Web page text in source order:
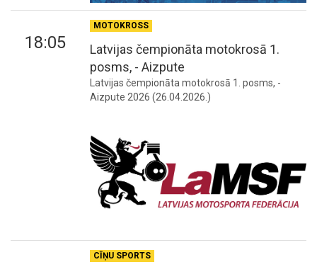
18:05
MOTOKROSS
Latvijas čempionāta motokrosā 1.
posms, - Aizpute
Latvijas čempionāta motokrosā 1. posms, -
Aizpute 2026 (26.04.2026.)
CĪŅU SPORTS